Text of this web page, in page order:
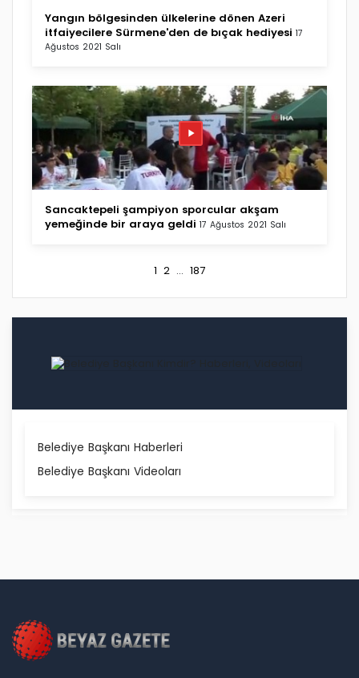
Yangın bölgesinden ülkelerine dönen Azeri
itfaiyecilere Sürmene'den de bıçak hediyesi 17
Ağustos 2021 Salı
Sancaktepeli şampiyon sporcular akşam
yemeğinde bir araya geldi 17 Ağustos 2021 Salı
1 2 ... 187
Belediye Başkanı Haberleri
Belediye Başkanı Videoları